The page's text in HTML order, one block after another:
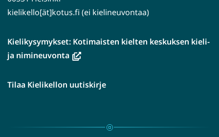
kielikello[ät]kotus.fi (ei kielineuvontaa)
Kielikysymykset: Kotimaisten kielten keskuksen kieli-
ja nimineuvonta(avautuu
ikkunaan,
palveluun)
Tilaa Kielikellon uutiskirje